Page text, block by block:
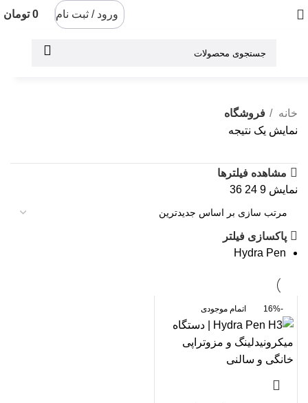
ورود / ثبت نام 0 تومان
خانه
فروشگاه
نمایش یک نتیجه
مشاهده فیلترها
نمایش 9
24
36
پاکسازی فیلتر
Hydra Pen
-16% اتمام موجودی